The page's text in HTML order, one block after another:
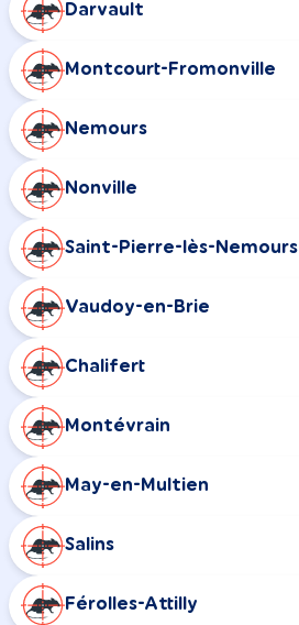
Darvault
Montcourt-Fromonville
Nemours
Nonville
Saint-Pierre-lès-Nemours
Vaudoy-en-Brie
Chalifert
Montévrain
May-en-Multien
Salins
Férolles-Attilly